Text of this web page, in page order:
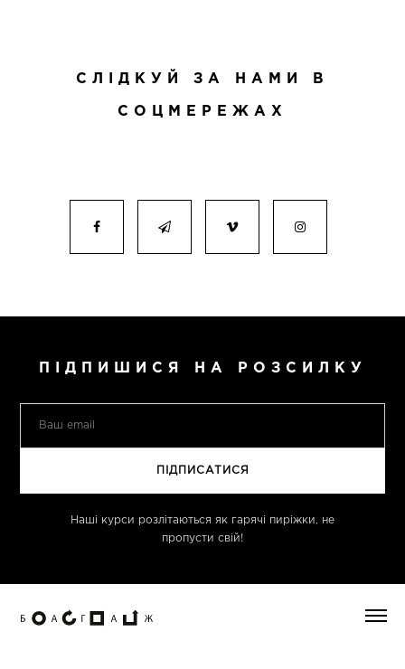
СЛІДКУЙ ЗА НАМИ В
СОЦМЕРЕЖАХ
ПІДПИШИСЯ НА РОЗСИЛКУ
Наші курси розлітаються як гарячі пиріжки, не
пропусти свій!